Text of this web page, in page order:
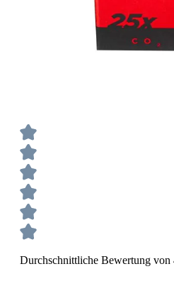
Durchschnittliche Bewertung von